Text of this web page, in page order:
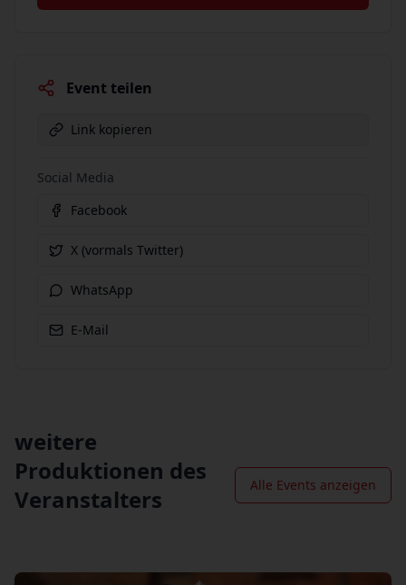
Event teilen
Link kopieren
Social Media
Facebook
X (vormals Twitter)
WhatsApp
E-Mail
weitere
Produktionen des
Veranstalters
Alle Events anzeigen